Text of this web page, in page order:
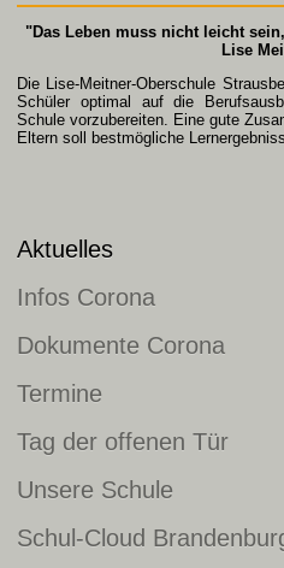
"Das Leben muss nicht leicht
Lise
Die Lise-Meitner-Oberschule
Schüler optimal auf die
Schule vorzubereiten. Eine gute
Eltern soll bestmögliche
Aktuelles
Infos Corona
Dokumente Corona
Termine
Tag der offenen Tür
Unsere Schule
Schul-Cloud